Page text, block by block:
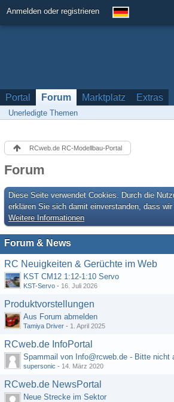
Anmelden oder registrieren
Portal Forum Marktplatz Extras
Unerledigte Themen
RCweb.de RC-Modellbau-Portal
Forum
Diese Seite verwendet Cookies. Durch die
erklären Sie sich damit einverstanden, dass
Weitere Informationen
Forum & News
RC Neuigkeiten & Gerüchte im Web
KST CM12 1:12-1:10 Servo
KST-Servo - 16. Juli 2026
Produktvorstellungen
Aus Forum abmelden
Tamiya Driver - 1. April 2025
RCweb.de InfoPortal
Spammail von Info@rcweb.de - Bitte nicht
supersonic - 14. März 2020
RCweb.de NewsPortal
Neue Strecke im Sektor